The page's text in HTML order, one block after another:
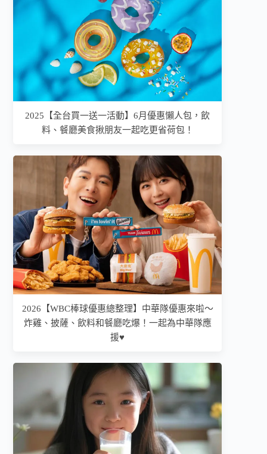
2025【全台買一送一活動】6月優惠懶人包，飲
料、餐廳美食揪朋友一起吃更省荷包！
2026【WBC棒球優惠總整理】中華隊優惠來啦～
炸雞、披薩、飲料和餐廳吃爆！一起為中華隊應
援♥